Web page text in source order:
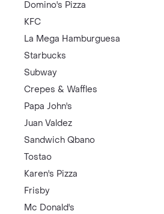
Domino's Pizza
KFC
La Mega Hamburguesa
Starbucks
Subway
Crepes & Waffles
Papa John's
Juan Valdez
Sandwich Qbano
Tostao
Karen's Pizza
Frisby
Mc Donald's